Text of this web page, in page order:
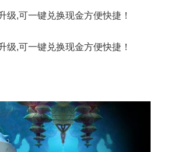
,可一键兑换现金方便快捷！
,可一键兑换现金方便快捷！